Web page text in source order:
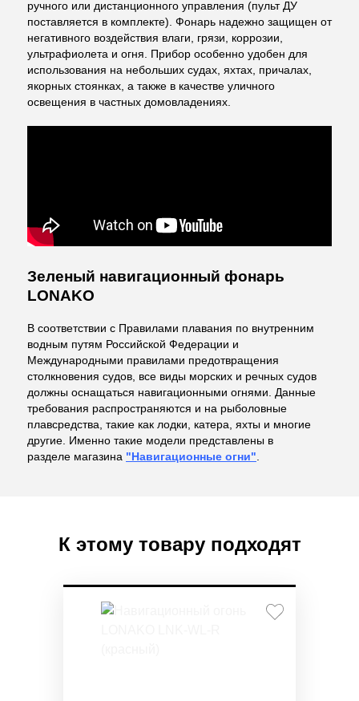
ручного или дистанционного управления (пульт ДУ
поставляется в комплекте). Фонарь надежно защищен от
негативного воздействия влаги, грязи, коррозии,
ультрафиолета и огня. Прибор особенно удобен для
использования на небольших судах, яхтах, причалах,
якорных стоянках, а также в качестве уличного
освещения в частных домовладениях.
Зеленый навигационный фонарь
LONAKO
В соответствии с Правилами плавания по внутренним
водным путям Российской Федерации и
Международными правилами предотвращения
столкновения судов, все виды морских и речных судов
должны оснащаться навигационными огнями. Данные
требования распространяются и на рыболовные
плавсредства, такие как лодки, катера, яхты и многие
другие. Именно такие модели представлены в
разделе магазина "Навигационные огни".
К этому товару подходят